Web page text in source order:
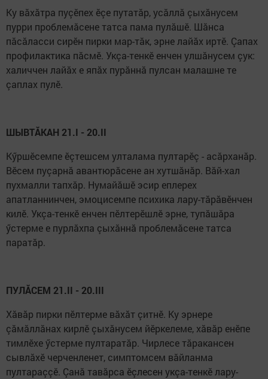
Ку вăхăтра пуçӗпех ӗçе путатăр, усăллă çыхăнусем
пурри проблемăсене татса пама пулăшӗ. Шăнса
пăсăласси сирӗн пирки мар-тăк, эрне лайăх иртӗ. Çапах
профилактика пăсмӗ. Укçа-тенкӗ енчен улшăнусем çук:
халиччен лайăх е япăх пурăннă пулсан малашне те
çаплах пулӗ.
ШЫВТĂКАН 21.I - 20.II
Кӳршӗсемпе ӗçтешсем улталама пултарӗç - асăрханăр.
Вӗсем пуçарнă авантюрăсене ан хутшăнăр. Вăй-хал
пухмалли тапхăр. Нумайăшӗ эсир еплерех
апатланнинчен, эмоцисемпе психика лару-тăрăвӗнчен
килӗ. Укçа-тенкӗ енчен пӗлтерӗшлӗ эрне, тупăшăра
ӳстерме е пурлăхпа çыхăннă проблемăсене татса
паратăр.
ПУЛĂСЕМ 21.II - 20.III
Хăвăр пирки пӗлтерме вăхăт çитнӗ. Ку эрнере
çăмăллăнах кирлӗ çыхăнусем йӗркелеме, хăвăр енӗпе
тимлӗхе ӳстерме пултаратăр. Чирлесе тăракансен
сывлăхӗ черченленет, симптомсем вăйланма
пултараççӗ. Çанă тавăрса ӗçлесен укçа-тенкӗ лару-